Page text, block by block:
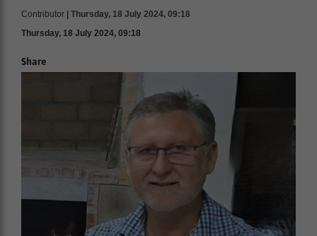
Contributor
| Thursday, 18 July 2024, 09:18
Thursday, 18 July 2024, 09:18
Share